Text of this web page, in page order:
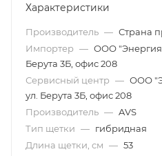
Характеристики
Производитель — Страна
Импортер — ООО "Энергия
Берута 3Б, офис 208
Сервисный центр — ООО
ул. Берута 3Б, офис 208
Производитель — AVS
Тип щетки — гибридная
Длина щетки, см — 53